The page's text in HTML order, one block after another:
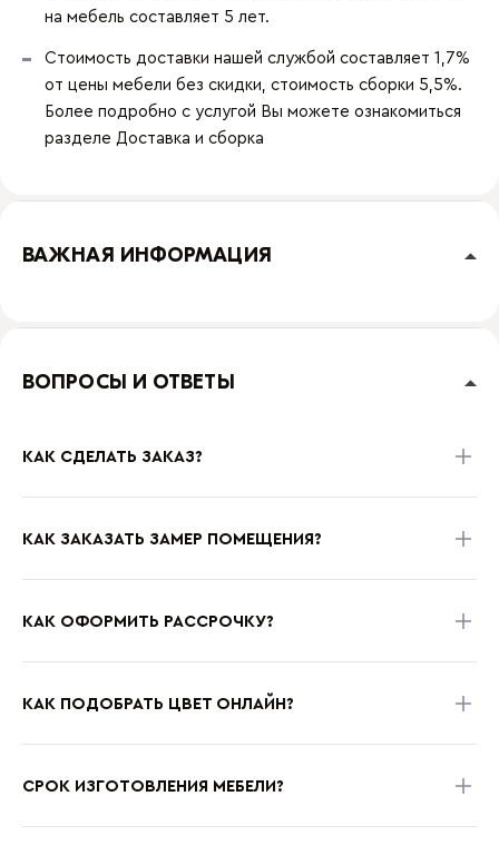
на мебель составляет 5 лет.
Стоимость доставки нашей службой составляет 1,7%
от цены мебели без скидки, стоимость сборки 5,5%.
Более подробно с услугой Вы можете ознакомиться
разделе Доставка и сборка
ВАЖНАЯ ИНФОРМАЦИЯ
ВОПРОСЫ И ОТВЕТЫ
КАК СДЕЛАТЬ ЗАКАЗ?
КАК ЗАКАЗАТЬ ЗАМЕР ПОМЕЩЕНИЯ?
КАК ОФОРМИТЬ РАССРОЧКУ?
КАК ПОДОБРАТЬ ЦВЕТ ОНЛАЙН?
СРОК ИЗГОТОВЛЕНИЯ МЕБЕЛИ?